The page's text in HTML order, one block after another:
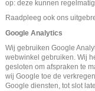
op: deze kunnen
Raadpleeg ook ons
Google Analytics
Wij gebruiken Google
webwinkel gebruiken. Wij
gesloten om afspraken te
wij Google toe de
Google diensten, tot slot